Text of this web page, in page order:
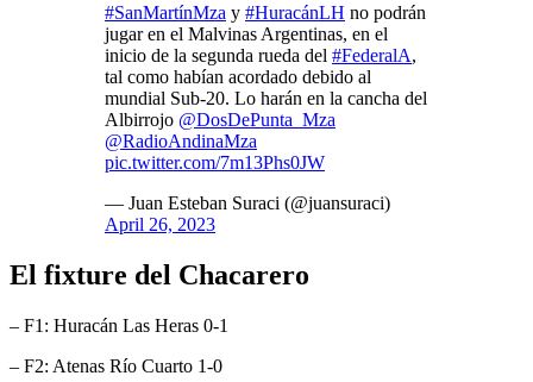
#SanMartínMza y #HuracánLH no podrán
jugar en el Malvinas Argentinas, en el
inicio de la segunda rueda del #FederalA,
tal como habían acordado debido al
mundial Sub-20. Lo harán en la cancha del
Albirrojo @DosDePunta_Mza
@RadioAndinaMza
pic.twitter.com/7m13Phs0JW
— Juan Esteban Suraci (@juansuraci)
April 26, 2023
El fixture del Chacarero
– F1: Huracán Las Heras 0-1
– F2: Atenas Río Cuarto 1-0